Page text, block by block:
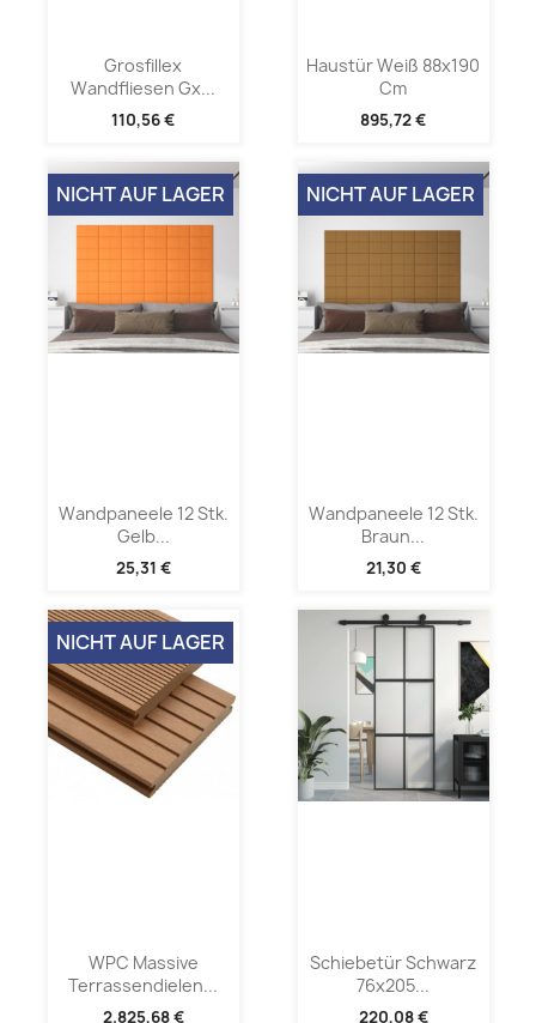
Grosfillex
Wandfliesen Gx...
110,56 €
Haustür Weiß 88x190
Cm
895,72 €
Wandpaneele 12 Stk.
Gelb...
25,31 €
NICHT AUF LAGER
Wandpaneele 12 Stk.
Braun...
21,30 €
NICHT AUF LAGER
WPC Massive
Terrassendielen...
2.825,68 €
NICHT AUF LAGER
Schiebetür Schwarz
76x205...
220,08 €